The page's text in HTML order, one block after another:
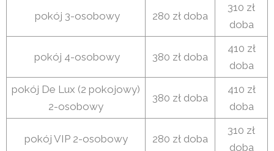
pokój 3-osobowy 280 zł doba
310 zł
doba
pokój 4-osobowy 380 zł doba
410 zł
doba
pokój De Lux (2 pokojowy)
2-osobowy
380 zł doba
410 zł
doba
pokój VIP 2-osobowy 280 zł doba
310 zł
doba